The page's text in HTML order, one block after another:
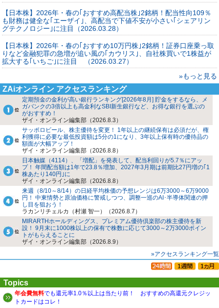
【日本株】2026年・春の｢おすすめ高配当株｣2銘柄！配当性向109％
も財務は健全な｢エーザイ｣、高配当で下値不安が小さい｢シェアリン
グテクノロジー｣に注目（2026.03.28）
【日本株】2026年・春の｢おすすめ10万円株｣2銘柄！証券口座乗っ取
りなど金融犯罪の急増が追い風の｢カウリス｣、自社株買いで1株益が
拡大する｢いちご｣に注目 （2026.03.27）
»もっと見る
ZAiオンライン アクセスランキング
定期預金の金利が高い銀行ランキング[2026年8月] 貯金をするなら、メ
ガバンクの3倍以上も高金利なSBI新生銀行など、お得な銀行を選ぶの
がおすすめ！
ザイ・オンライン編集部（2026.8.3）
サッポロビール、株主優待を変更！ 1年以上の継続保有は必須だが、権
利獲得に必要な最低投資額は5分の1になり、3年以上保有時の優待品の
額面が大幅アップ！
ザイ・オンライン編集部（2026.8.8）
日本触媒（4114）、「増配」を発表して、配当利回りが5.7％にアッ
プ！ 年間配当額は1年で23.8％増加、2027年3月期は前期比27円増の｢1
株あたり140円｣に
ザイ・オンライン編集部（2026.8.8）
来週（8/10～8/14）の日経平均株価の予想レンジは6万3000～6万9000
円！ 中東情勢と原油価格に警戒しつつ、調整一巡のAI･半導体関連の押
し目を狙おう！
ラカンリチェルカ（村瀬 智一）（2026.8.7）
MIRARTHホールディングス、プレミアム優待倶楽部の株主優待を新
設！ 9月末に1000株以上の保有で株数に応じて3000～2万3000ポイン
トがもらえることに
ザイ・オンライン編集部（2026.8.9）
»アクセスランキング一覧
Topics
年会費無料でも還元率1.0％以上は当たり前！ おすすめの高還元クレジッ
トカードはコレ！